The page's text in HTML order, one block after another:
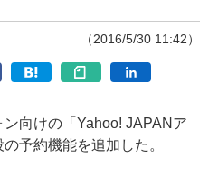
（2016/5/30 11:42）
向けの「Yahoo! JAPANア
予約機能を追加した。